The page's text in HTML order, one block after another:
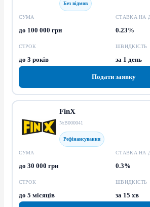
Без відмов
СУМА
до 100 000 грн
СТАВКА НА
0.23%
СТРОК
до 3 років
ШВИДКІСТЬ
за 1 день
Подати заявку
FinX
№В000041
Рефінансування
СУМА
до 30 000 грн
СТАВКА НА
0.3%
СТРОК
до 5 місяців
ШВИДКІСТЬ
за 15 хв